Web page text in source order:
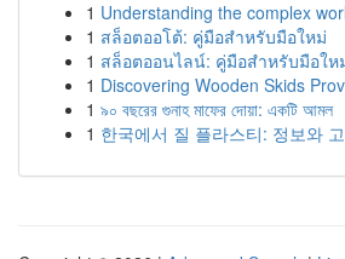
1 Understanding the complex
1 สล็อตออโต้: คู่มือสำหรับมือใหม่
1 สล็อตออนไลน์: คู่มือสำหรับมือให
1 Discovering Wooden Skids
1 ৯০ বছরের গুনাহ মাফের দোয়া: একটি আমল
1 한국에서 질 플라스티: 정보와